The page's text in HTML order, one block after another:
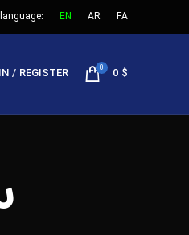
language: EN AR FA
/ REGISTER 0 0 $